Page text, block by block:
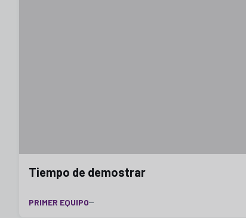
Tiempo de demostrar
PRIMER EQUIPO